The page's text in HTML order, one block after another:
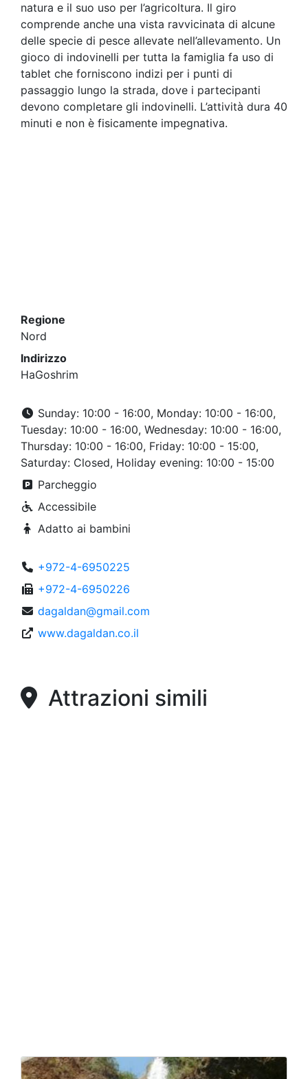
natura e il suo uso per l’agricoltura. Il giro
comprende anche una vista ravvicinata di alcune
delle specie di pesce allevate nell’allevamento. Un
gioco di indovinelli per tutta la famiglia fa uso di
tablet che forniscono indizi per i punti di
passaggio lungo la strada, dove i partecipanti
devono completare gli indovinelli. L’attività dura 40
minuti e non è fisicamente impegnativa.
Regione
Nord
Indirizzo
HaGoshrim
Sunday: 10:00 - 16:00, Monday: 10:00 - 16:00,
Tuesday: 10:00 - 16:00, Wednesday: 10:00 - 16:00,
Thursday: 10:00 - 16:00, Friday: 10:00 - 15:00,
Saturday: Closed, Holiday evening: 10:00 - 15:00
Parcheggio
Accessibile
Adatto ai bambini
+972-4-6950225
+972-4-6950226
dagaldan@gmail.com
www.dagaldan.co.il
Attrazioni simili